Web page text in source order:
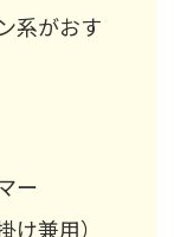
系がおす
ー
兼用）